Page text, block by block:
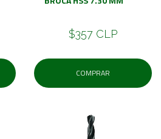
$357 CLP
COMPRAR